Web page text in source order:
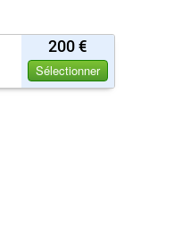
200 €
Sélectionner